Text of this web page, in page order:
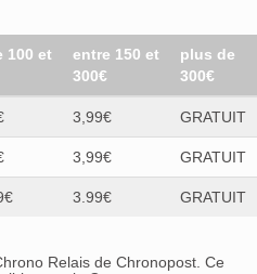
100 et
entre 150 et
300€
plus de
300€
3,99€ GRATUIT
3,99€ GRATUIT
3.99€ GRATUIT
Relais de Chronopost. Ce